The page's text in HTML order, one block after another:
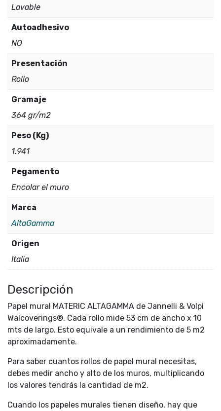
Lavable
Autoadhesivo
NO
Presentación
Rollo
Gramaje
364 gr/m2
Peso (Kg)
1.941
Pegamento
Encolar el muro
Marca
AltaGamma
Origen
Italia
Descripción
Papel mural MATERIC ALTAGAMMA de Jannelli & Volpi
Walcoverings®. Cada rollo mide 53 cm de ancho x 10
mts de largo. Esto equivale a un rendimiento de 5 m2
aproximadamente.
Para saber cuantos rollos de papel mural necesitas,
debes medir ancho y alto de los muros, multiplicando
los valores tendrás la cantidad de m2.
Cuando los papeles murales tienen diseño, hay que